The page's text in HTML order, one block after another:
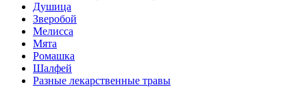
Душица
Зверобой
Мелисса
Мята
Ромашка
Шалфей
Разные лекарственные травы